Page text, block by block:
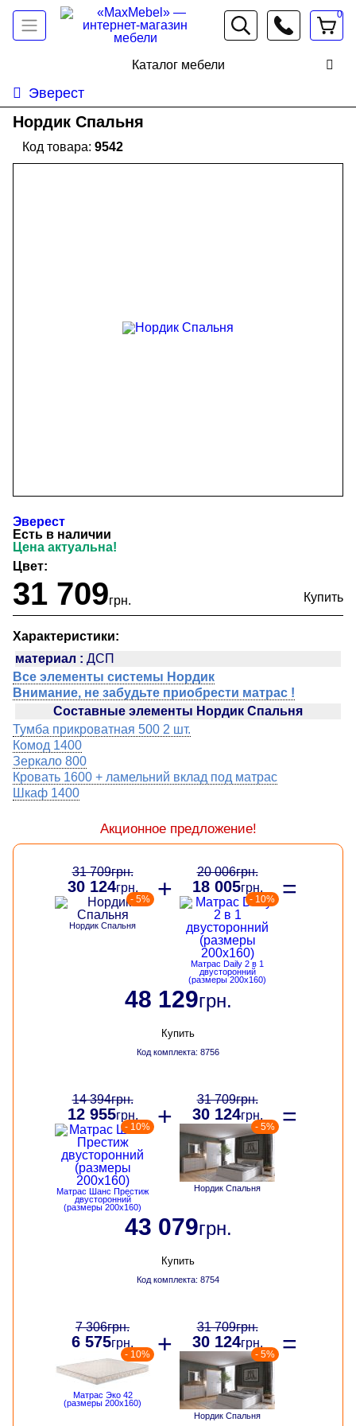
0
Каталог мебели
Эверест
Нордик Спальня
9542
Эверест
Есть в наличии
Цена актуальна!
Цвет:
31 709грн.
Характеристики:
материал : ДСП
Все элементы системы Нордик
Внимание, не забудьте приобрести матрас !
Составные элементы Нордик Спальня
Тумба прикроватная 500 2 шт.
Комод 1400
Зеркало 800
Кровать 1600 + ламельний вклад под матрас
Шкаф 1400
Акционное предложение!
31 709грн.
30 124грн.
- 5%
Нордик Спальня
+
20 006грн.
18 005грн.
- 10%
Матрас Daily 2 в 1
двусторонний
(размеры 200х160)
=
48 129грн.
Купить
Код комплекта: 8756
14 394грн.
12 955грн.
- 10%
Матрас Шанс Престиж
двусторонний
(размеры 200х160)
+
31 709грн.
30 124грн.
- 5%
Нордик Спальня
=
43 079грн.
Купить
Код комплекта: 8754
7 306грн.
6 575грн.
- 10%
Матрас Эко 42
(размеры 200х160)
+
31 709грн.
30 124грн.
- 5%
Нордик Спальня
=